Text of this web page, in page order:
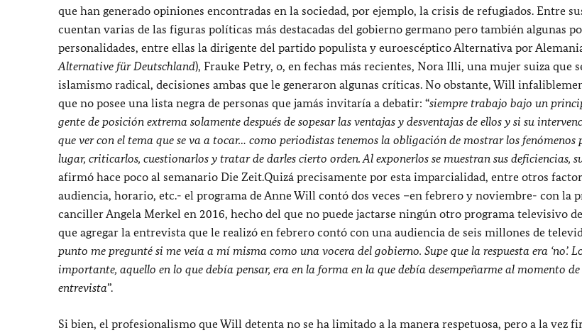
que han generado opiniones encontradas en la sociedad, por ejemplo, la crisis de refugiados. Entre
cuentan varias de las figuras políticas más destacadas del gobierno germano pero también algunas
personalidades, entre ellas la dirigente del partido populista y euroescéptico Alternativa por
Alternative für Deutschland), Frauke Petry, o, en fechas más recientes, Nora Illi, una mujer suiza que
islamismo radical, decisiones ambas que le generaron algunas críticas. No obstante, Will
que no posee una lista negra de personas que jamás invitaría a debatir: “siempre trabajo bajo un
gente de posición extrema solamente después de sopesar las ventajas y desventajas de ellos y si su
que ver con el tema que se va a tocar… como periodistas tenemos la obligación de mostrar los fenómenos
lugar, criticarlos, cuestionarlos y tratar de darles cierto orden. Al exponerlos se muestran sus deficiencias,
afirmó hace poco al semanario Die Zeit.Quizá precisamente por esta imparcialidad, entre otros
audiencia, horario, etc.- el programa de Anne Will contó dos veces –en febrero y noviembre- con la
canciller Angela Merkel en 2016, hecho del que no puede jactarse ningún otro programa televisivo
que agregar la entrevista que le realizó en febrero contó con una audiencia de seis millones de
punto me pregunté si me veía a mí misma como una vocera del gobierno. Supe que la respuesta era ‘no’.
importante, aquello en lo que debía pensar, era en la forma en la que debía desempeñarme al momento
entrevista”.
Si bien, el profesionalismo que Will detenta no se ha limitado a la manera respetuosa, pero a la vez